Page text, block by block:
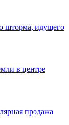
шторма, идущего
в центре
продажа